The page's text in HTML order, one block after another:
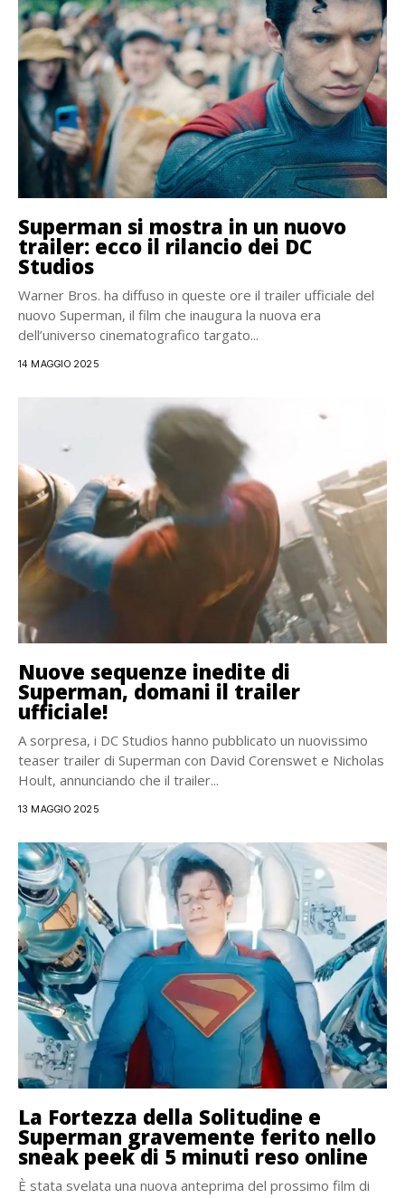
Superman si mostra in un nuovo
trailer: ecco il rilancio dei DC
Studios
Warner Bros. ha diffuso in queste ore il trailer ufficiale del
nuovo Superman, il film che inaugura la nuova era
dell’universo cinematografico targato...
14 MAGGIO 2025
Nuove sequenze inedite di
Superman, domani il trailer
ufficiale!
A sorpresa, i DC Studios hanno pubblicato un nuovissimo
teaser trailer di Superman con David Corenswet e Nicholas
Hoult, annunciando che il trailer...
13 MAGGIO 2025
La Fortezza della Solitudine e
Superman gravemente ferito nello
sneak peek di 5 minuti reso online
È stata svelata una nuova anteprima del prossimo film di